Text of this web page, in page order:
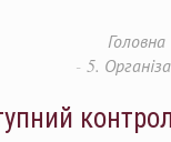
Головна
5.